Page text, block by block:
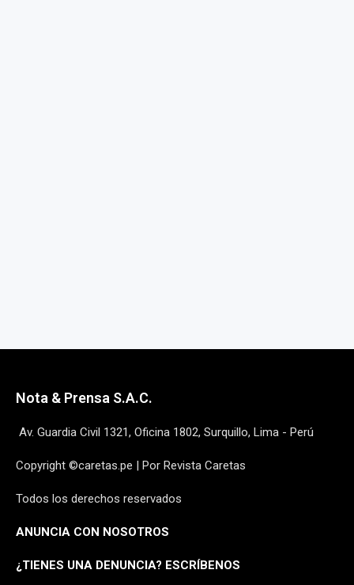
Nota & Prensa S.A.C.
Av. Guardia Civil 1321, Oficina 1802, Surquillo, Lima - Perú
Copyright ©caretas.pe | Por Revista Caretas
Todos los derechos reservados
ANUNCIA CON NOSOTROS
¿TIENES UNA DENUNCIA? ESCRÍBENOS